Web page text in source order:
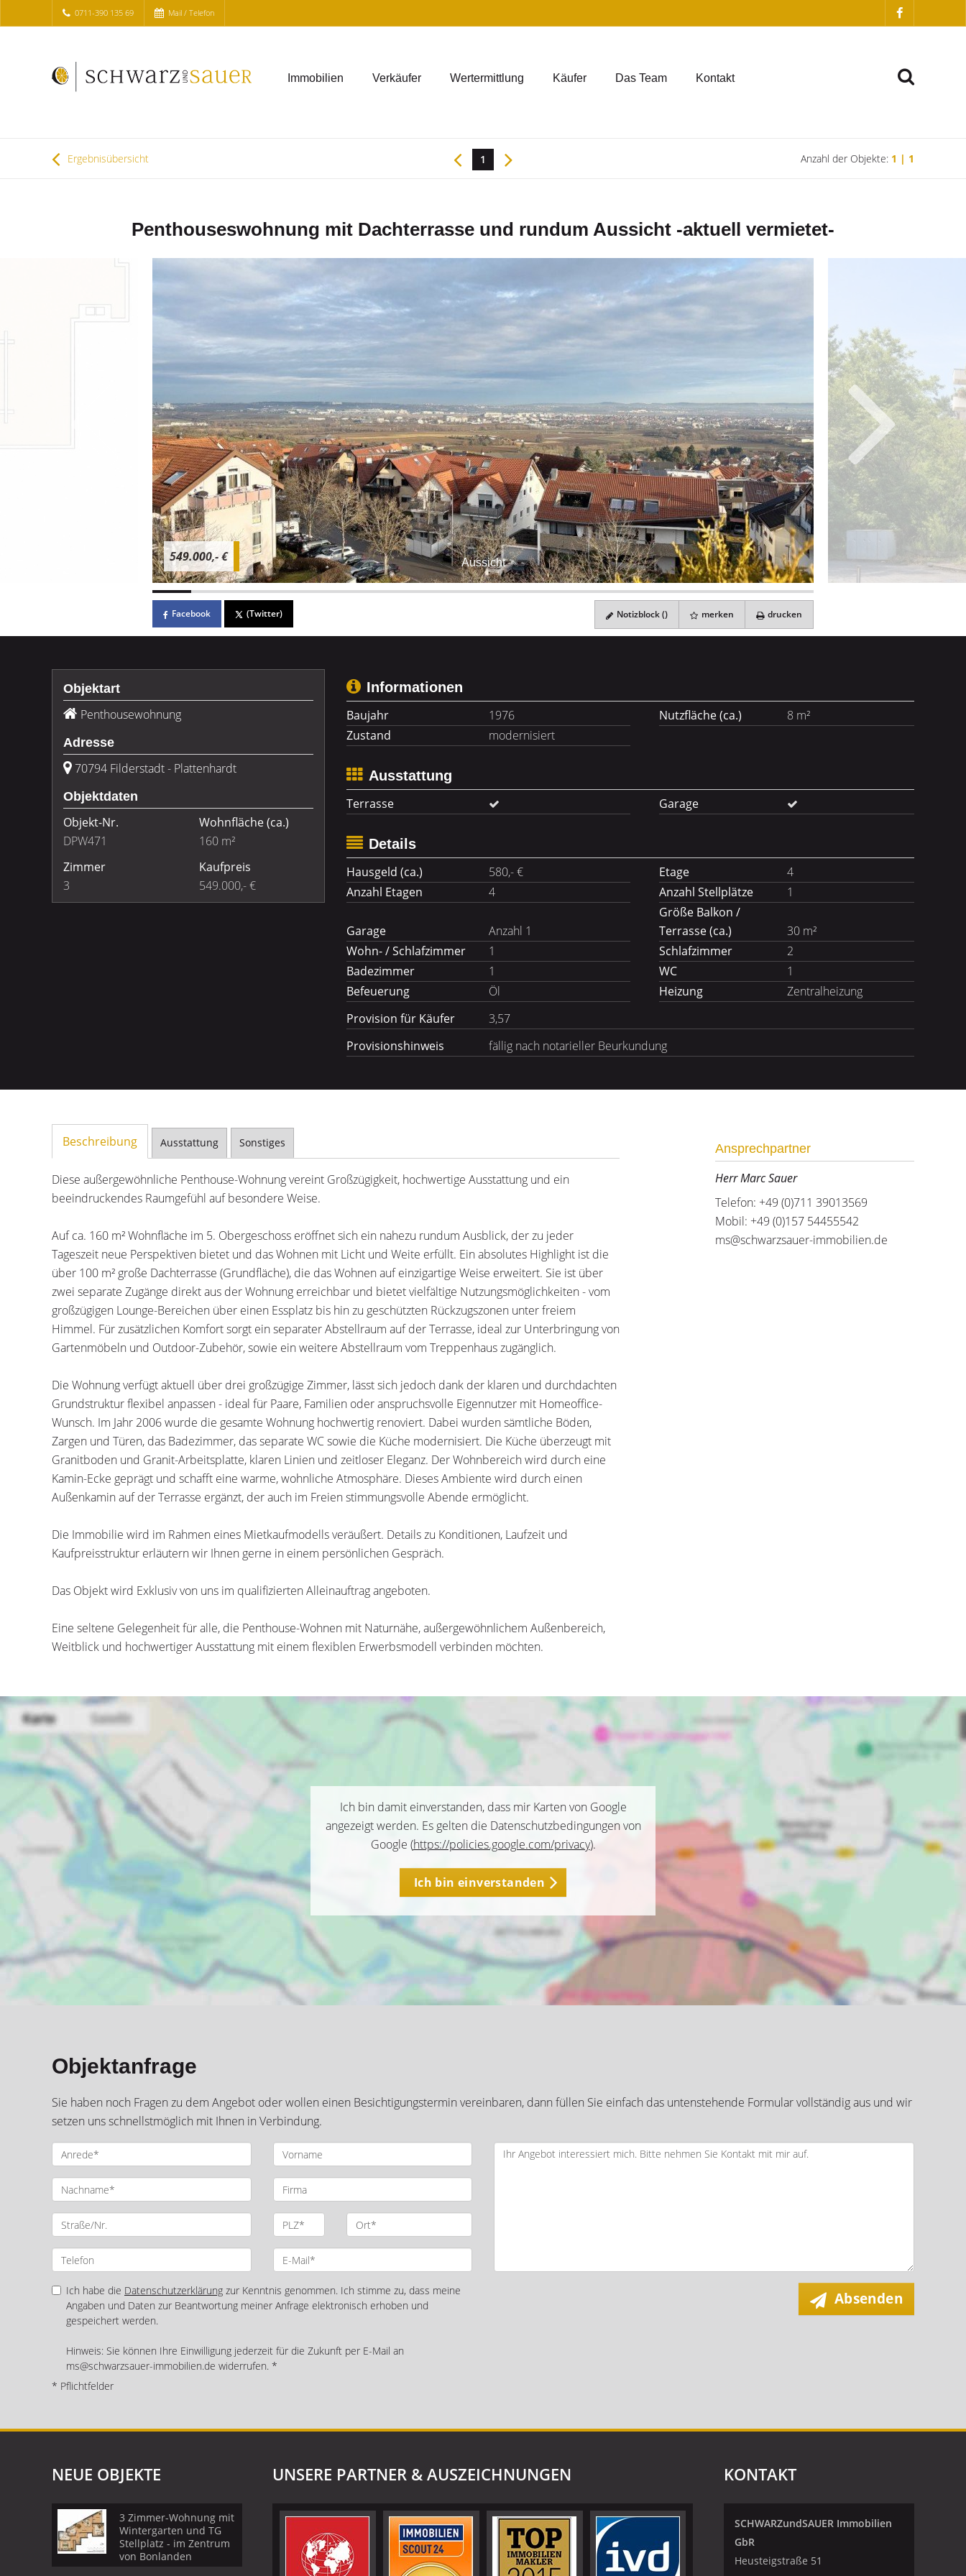
0711-390 135 69 Mail / Telefon
Immobilien Verkäufer Wertermittlung Käufer Das Team Kontakt
Ergebnisübersicht 1 Anzahl der Objekte: 1 | 1
Penthouseswohnung mit Dachterrasse und rundum Aussicht -aktuell vermietet-
Aussicht
549.000,- €
Facebook (Twitter) Notizblock () merken drucken
Objektart
Penthousewohnung
Adresse
70794 Filderstadt - Plattenhardt
Objektdaten
Objekt-Nr.
DPW471
Wohnfläche(ca.)
160 m²
Zimmer
3
Kaufpreis
549.000,- €
Informationen
Baujahr
1976 Nutzfläche (ca.)
8 m²
Zustand
modernisiert
Ausstattung
Terrasse
Garage
Details
Hausgeld (ca.)
580,- € Etage
4
Anzahl Etagen
4 Anzahl Stellplätze 1
Garage Anzahl 1
Größe Balkon /
Terrasse (ca.)
30 m²
Wohn- / Schlafzimmer
1 Schlafzimmer
2
Badezimmer
1 WC
1
Befeuerung
Öl Heizung
Zentralheizung
Provision für Käufer
3,57
Provisionshinweis
fällig nach notarieller Beurkundung
Beschreibung Ausstattung Sonstiges
Diese außergewöhnliche Penthouse-Wohnung vereint Großzügigkeit, hochwertige Ausstattung und ein
beeindruckendes Raumgefühl auf besondere Weise.
Auf ca. 160 m² Wohnfläche im 5. Obergeschoss eröffnet sich ein nahezu rundum Ausblick, der zu jeder
Tageszeit neue Perspektiven bietet und das Wohnen mit Licht und Weite erfüllt. Ein absolutes Highlight ist die
über 100 m² große Dachterrasse (Grundfläche), die das Wohnen auf einzigartige Weise erweitert. Sie ist über
zwei separate Zugänge direkt aus der Wohnung erreichbar und bietet vielfältige Nutzungsmöglichkeiten - vom
großzügigen Lounge-Bereichen über einen Essplatz bis hin zu geschützten Rückzugszonen unter freiem
Himmel. Für zusätzlichen Komfort sorgt ein separater Abstellraum auf der Terrasse, ideal zur Unterbringung von
Gartenmöbeln und Outdoor-Zubehör, sowie ein weitere Abstellraum vom Treppenhaus zugänglich.
Die Wohnung verfügt aktuell über drei großzügige Zimmer, lässt sich jedoch dank der klaren und durchdachten
Grundstruktur flexibel anpassen - ideal für Paare, Familien oder anspruchsvolle Eigennutzer mit Homeoffice-
Wunsch. Im Jahr 2006 wurde die gesamte Wohnung hochwertig renoviert. Dabei wurden sämtliche Böden,
Zargen und Türen, das Badezimmer, das separate WC sowie die Küche modernisiert. Die Küche überzeugt mit
Granitboden und Granit-Arbeitsplatte, klaren Linien und zeitloser Eleganz. Der Wohnbereich wird durch eine
Kamin-Ecke geprägt und schafft eine warme, wohnliche Atmosphäre. Dieses Ambiente wird durch einen
Außenkamin auf der Terrasse ergänzt, der auch im Freien stimmungsvolle Abende ermöglicht.
Die Immobilie wird im Rahmen eines Mietkaufmodells veräußert. Details zu Konditionen, Laufzeit und
Kaufpreisstruktur erläutern wir Ihnen gerne in einem persönlichen Gespräch.
Das Objekt wird Exklusiv von uns im qualifizierten Alleinauftrag angeboten.
Eine seltene Gelegenheit für alle, die Penthouse-Wohnen mit Naturnähe, außergewöhnlichem Außenbereich,
Weitblick und hochwertiger Ausstattung mit einem flexiblen Erwerbsmodell verbinden möchten.
Ansprechpartner
Herr Marc Sauer
Telefon: +49 (0)711 39013569
Mobil: +49 (0)157 54455542
ms@schwarzsauer-immobilien.de
Ich bin damit einverstanden, dass mir Karten von Google
angezeigt werden. Es gelten die Datenschutzbedingungen von
Google (https://policies.google.com/privacy).
Ich bin einverstanden
Objektanfrage
Sie haben noch Fragen zu dem Angebot oder wollen einen Besichtigungstermin vereinbaren, dann füllen Sie einfach das untenstehende Formular vollständig aus und wir
setzen uns schnellstmöglich mit Ihnen in Verbindung.
Ich habe die Datenschutzerklärung zur Kenntnis genommen. Ich stimme zu, dass meine
Angaben und Daten zur Beantwortung meiner Anfrage elektronisch erhoben und
gespeichert werden.
Hinweis: Sie können Ihre Einwilligung jederzeit für die Zukunft per E-Mail an
ms@schwarzsauer-immobilien.de widerrufen. *
* Pflichtfelder
Absenden
NEUE OBJEKTE
3 Zimmer-Wohnung mit
Wintergarten und TG
Stellplatz - im Zentrum
von Bonlanden
UNSERE PARTNER & AUSZEICHNUNGEN KONTAKT
SCHWARZundSAUER Immobilien
GbR
Heusteigstraße 51